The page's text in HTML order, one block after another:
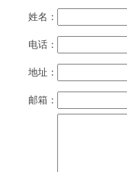
姓名：
电话：
地址：
邮箱：